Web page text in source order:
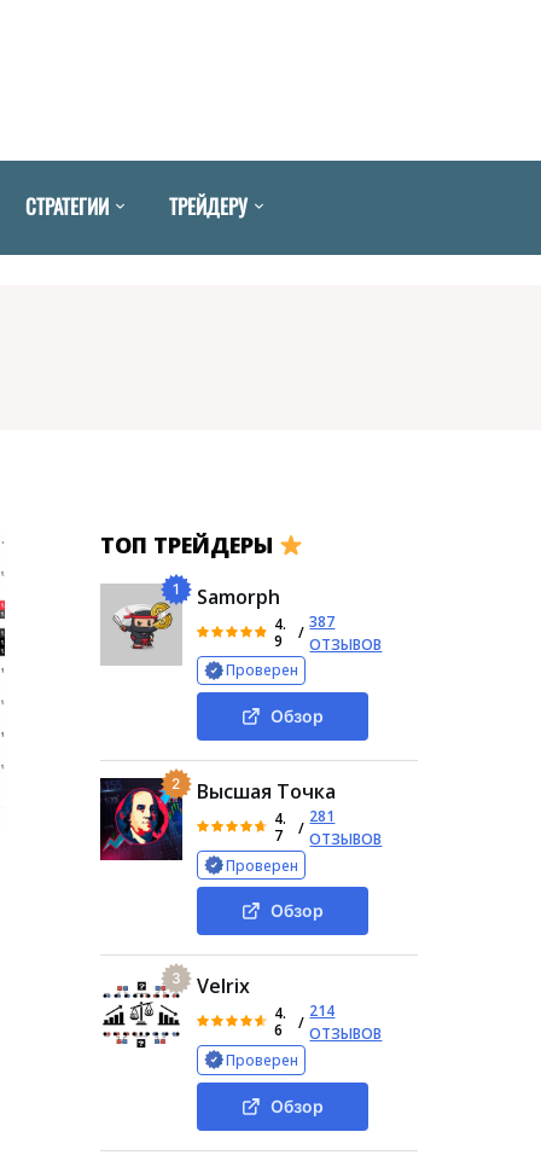
СТРАТЕГИИ ТРЕЙДЕРУ
ТОП ТРЕЙДЕРЫ
1 Samorph
4.
9
/
387
ОТЗЫВОВ
Проверен
Обзор
2 Высшая Точка
4.
7
/
281
ОТЗЫВОВ
Проверен
Обзор
3 Velrix
4.
6
/
214
ОТЗЫВОВ
Проверен
Обзор